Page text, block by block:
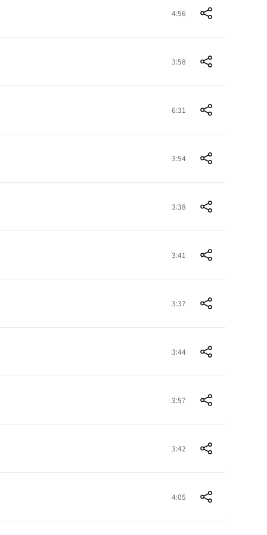
4:56
3:58
6:31
3:54
3:38
3:41
3:37
3:44
3:57
3:42
4:05